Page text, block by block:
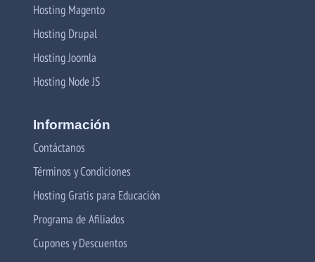
Hosting Magento
Hosting Drupal
Hosting Joomla
Hosting Node JS
Información
Contáctanos
Términos y Condiciones
Hosting Gratis para Educación
Programa de Afiliados
Cupones y Descuentos